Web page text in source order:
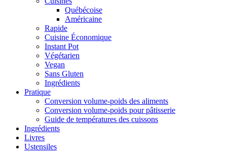
Québécoise
Américaine
Rapide
Cuisine Économique
Instant Pot
Végétarien
Vegan
Sans Gluten
Ingrédients
Pratique
Conversion volume-poids des aliments
Conversion volume-poids pour pâtisserie
Guide de températures des cuissons
Ingrédients
Livres
Ustensiles